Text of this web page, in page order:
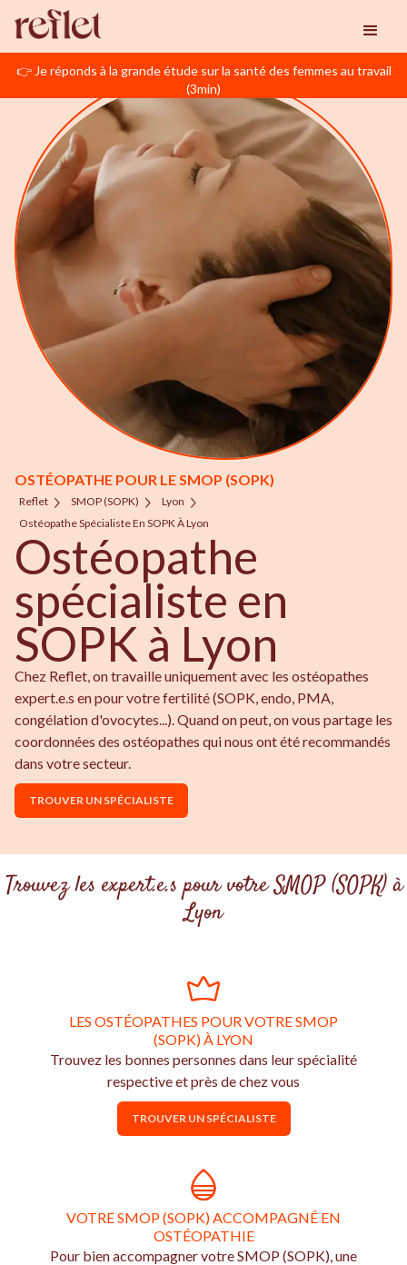
👉 Je réponds à la grande étude sur la santé des femmes au travail
(3min)
OSTÉOPATHE POUR LE SMOP (SOPK)
Reflet SMOP (SOPK)
Lyon
Ostéopathe Spécialiste En SOPK À Lyon
Ostéopathe
spécialiste en
SOPK à Lyon
Chez Reflet, on travaille uniquement avec les ostéopathes
expert.e.s en pour votre fertilité (SOPK, endo, PMA,
congélation d'ovocytes...). Quand on peut, on vous partage les
coordonnées des ostéopathes qui nous ont été recommandés
dans votre secteur.
TROUVER UN SPÉCIALISTE
Trouvez les expert.e.s pour votre SMOP (SOPK) à
Lyon
LES OSTÉOPATHES POUR VOTRE SMOP
(SOPK) À LYON
Trouvez les bonnes personnes dans leur spécialité
respective et près de chez vous
TROUVER UN SPÉCIALISTE
VOTRE SMOP (SOPK) ACCOMPAGNÉ EN
OSTÉOPATHIE
Pour bien accompagner votre SMOP (SOPK), une